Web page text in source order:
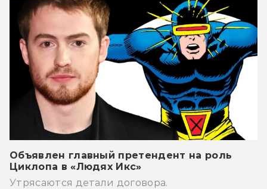
Объявлен главный претендент на роль
Циклопа в «Людях Икс»
Утрясаются детали договора.